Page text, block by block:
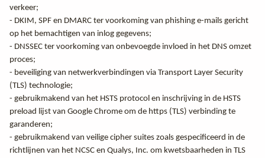
verkeer;
- DKIM, SPF en DMARC ter voorkoming van phishing e-mails gericht
op het bemachtigen van inlog gegevens;
- DNSSEC ter voorkoming van onbevoegde invloed in het DNS omzet
proces;
- beveiliging van netwerkverbindingen via Transport Layer Security
(TLS) technologie;
- gebruikmakend van het HSTS protocol en inschrijving in de HSTS
preload lijst van Google Chrome om de https (TLS) verbinding te
garanderen;
- gebruikmakend van veilige cipher suites zoals gespecificeerd in de
richtlijnen van het NCSC en Qualys, Inc. om kwetsbaarheden in TLS